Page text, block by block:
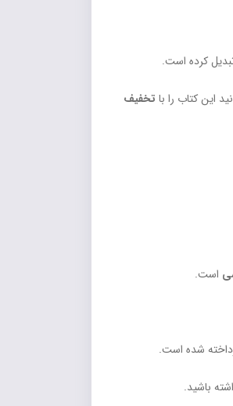
کرده است.
این کتاب را با تخفیف
است.
شده است.
باشید.